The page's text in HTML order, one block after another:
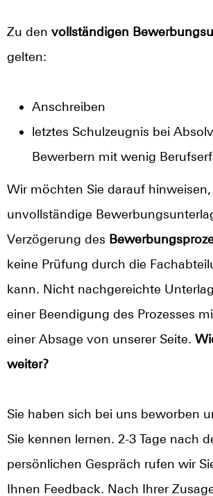
Zu den vollständigen
gelten:
Anschreiben
letztes Schulzeugnis bei
Bewerbern mit wenig
Wir möchten Sie darauf hinweisen,
unvollständige
Verzögerung des
keine Prüfung durch die
kann. Nicht nachgereichte
einer Beendigung des Prozesses
einer Absage von unserer Seite.
weiter?
Sie haben sich bei uns beworben
Sie kennen lernen. 2-3 Tage nach
persönlichen Gespräch rufen wir
Ihnen Feedback. Nach Ihrer